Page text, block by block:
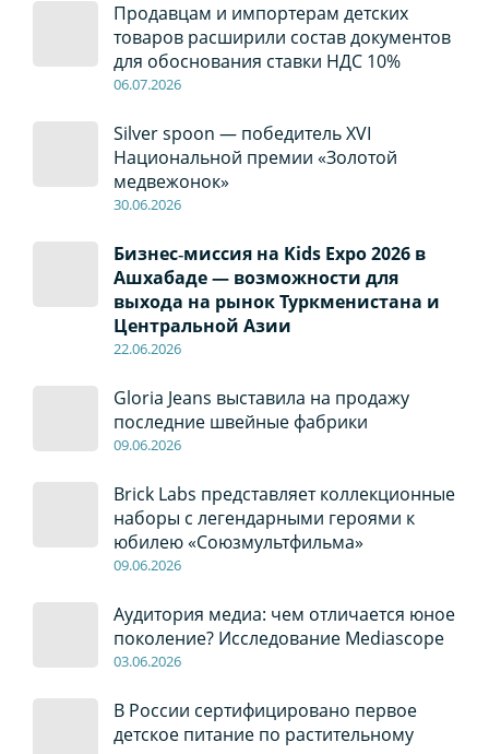
Продавцам и импортерам детских
товаров расширили состав документов
для обоснования ставки НДС 10%
06.07.2026
Silver spoon — победитель XVI
Национальной премии «Золотой
медвежонок»
30.06.2026
Бизнес‑миссия на Kids Expo 2026 в
Ашхабаде — возможности для
выхода на рынок Туркменистана и
Центральной Азии
22.06.2026
Gloria Jeans выставила на продажу
последние швейные фабрики
09.06.2026
Brick Labs представляет коллекционные
наборы с легендарными героями к
юбилею «Союзмультфильма»
09.06.2026
Аудитория медиа: чем отличается юное
поколение? Исследование Mediascope
03.06.2026
В России сертифицировано первое
детское питание по растительному